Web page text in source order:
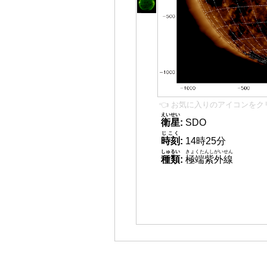
👈 お気に入りのアイコンをク
衛星
えいせい
: SDO
時刻
じこく
: 14時25分
種類
しゅるい
: 極端紫外線
きょくたんしがいせん